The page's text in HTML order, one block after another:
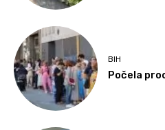
BIH
Počela